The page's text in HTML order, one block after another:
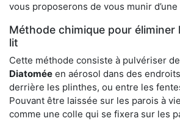
vous proposerons de vous munir
Méthode chimique pour éliminer
lit
Cette méthode consiste à pulvériser
Diatomée en aérosol dans des
derrière les plinthes, ou entre les
Pouvant être laissée sur les parois à
comme une colle qui se fixera sur les